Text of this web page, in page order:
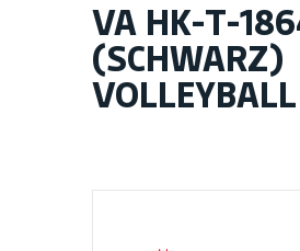
VA HK-T-
(SCHWARZ)
VOLLEYBALL